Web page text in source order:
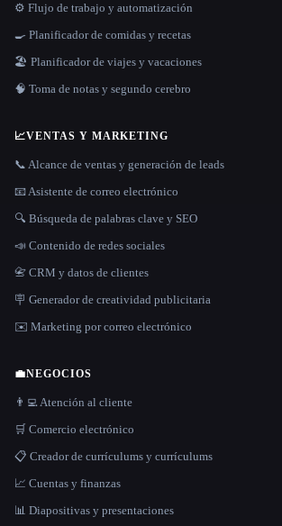
⚙️ Flujo de trabajo y automatización
🍳 Planificador de comidas y recetas
🏖 Planificador de viajes y vacaciones
🧠 Toma de notas y segundo cerebro
📈VENTAS Y MARKETING
📞 Alcance de ventas y generación de leads
📧 Asistente de correo electrónico
🔍 Búsqueda de palabras clave y SEO
📣 Contenido de redes sociales
📇 CRM y datos de clientes
🪧 Generador de creatividad publicitaria
✉️ Marketing por correo electrónico
💼NEGOCIOS
👨‍💻 Atención al cliente
🛒 Comercio electrónico
📋 Creador de currículums y currículums
📈 Cuentas y finanzas
📊 Diapositivas y presentaciones